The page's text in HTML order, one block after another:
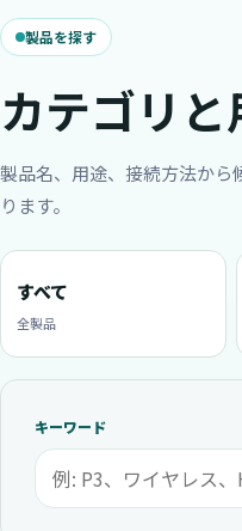
製品を探す
カテゴリ
製品名、用途、接続方法から
ります。
すべて
全製品
キーワード